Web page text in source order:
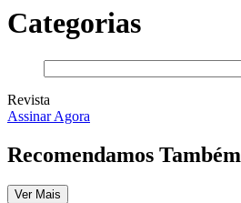
Categorias
Revista
Assinar Agora
Recomendamos Também
Ver Mais